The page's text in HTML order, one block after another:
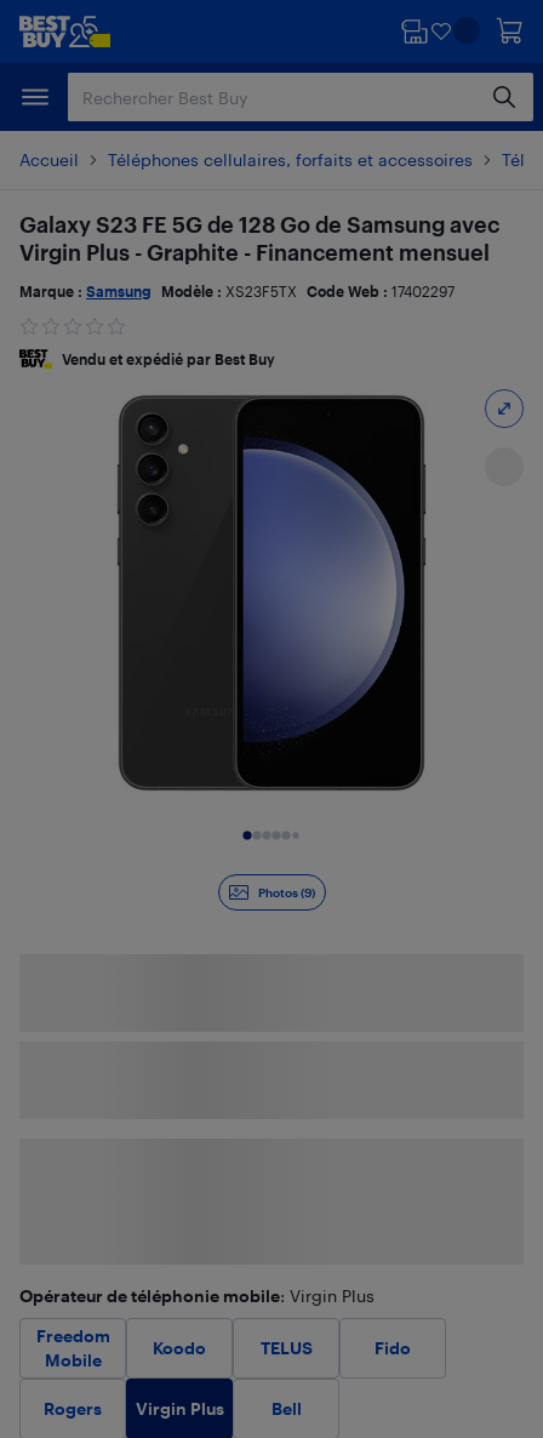
Passer
principal
Passer
Accueil Téléphones cellulaires, forfaits et accessoires
Photos (9)
Galaxy S23 FE 5G de 128 Go de Samsung avec
Virgin Plus - Graphite - Financement mensuel
Marque : Samsung Modèle : XS23F5TX Code Web : 17402297
Vendu et expédié par Best Buy
Opérateur de téléphonie mobile: Virgin Plus
Freedom
Mobile
Koodo TELUS Fido
Rogers Virgin Plus Bell